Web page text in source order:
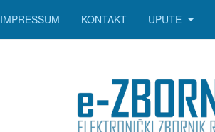
IMPRESSUM KONTAKT UPUTE